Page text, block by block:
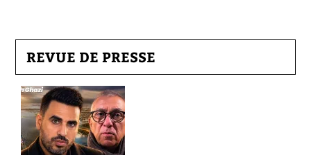
REVUE DE PRESSE